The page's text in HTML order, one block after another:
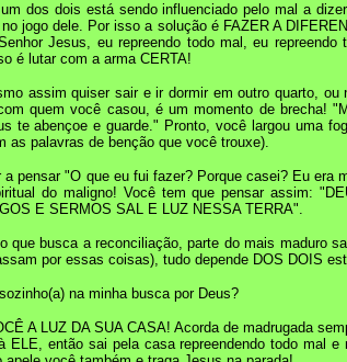
dos dois está sendo influenciado pelo mal a
jogo dele. Por isso a solução é FAZER A
Jesus, eu repreendo todo mal, eu
é lutar com a arma CERTA!
assim quiser sair e ir dormir em outro quarto,
quem você casou, é um momento de brecha!
te abençoe e guarde." Pronto, você largou uma
as palavras de benção que você trouxe).
a pensar "O que eu fui fazer? Porque casei? Eu
do maligno! Você tem que pensar assim:
E SERMOS SAL E LUZ NESSA TERRA".
que busca a reconciliação, parte do mais maduro
por essas coisas), tudo depende DOS DOIS
na minha busca por Deus?
A LUZ DA SUA CASA! Acorda de madrugada
ELE, então sai pela casa repreendendo todo mal